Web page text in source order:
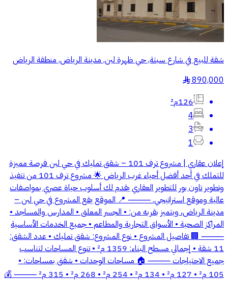
شقة للبيع في شارع سبتة, حي ظهرة لبن, مدينة الرياض, منطقة الرياض
890,000
§
126م²
4
3
1
إعلان عقاري | مشروع ترف 101 – شقق تمليك في حي لبن فرصة مميزة
للتملك في أحد أفضل أحياء غرب الرياض 🌟 مشروع ترف 101 من تنفيذ
وتطوير تاون بور للتطوير العقاري يقدم لك أسلوب حياة عصري بمواصفات
عالية وموقع استراتيجي. ⸻ 📍 الموقع يقع المشروع في حي لبن –
مدينة الرياض، ويتميز بقربه من: • الجسر المعلق • المدارس والمساجد •
المراكز الصحية • الأسواق التجارية والمطاعم • جميع الخدمات الأساسية
⸻ 🏢 تفاصيل المشروع • نوع المشروع: شقق تمليك • عدد الشقق:
11 شقة • إجمالي مسطح البناء: 1359 م² • تنوع المساحات لتناسب
جميع الاحتياجات ⸻ 🏠 مساحات الوحدات • شقق بمساحات: •
105 م² • 127 م² • 134 م² • 254 م² • 268 م² • 315 م² ⸻ 💰